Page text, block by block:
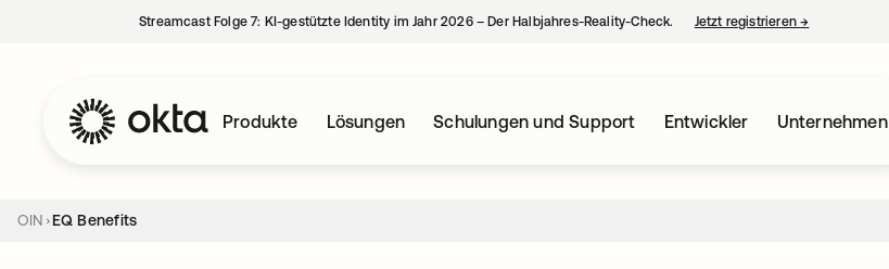
Streamcast Folge 7: KI-gestützte Identity im Jahr 2026 – Der Halbjahres-Reality-Check. Jetzt registrieren→
Produkte Lösungen Schulungen und Support Entwickler Unternehmen
OIN EQ Benefits